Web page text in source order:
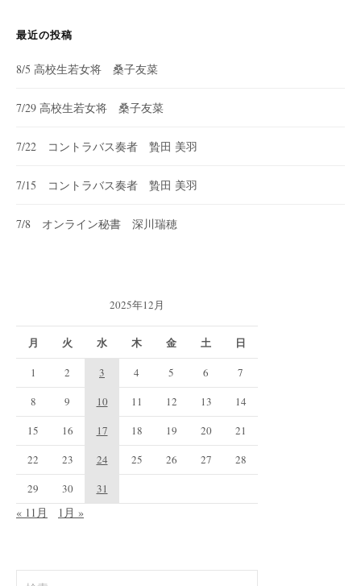
最近の投稿
8/5 高校生若女将 桑子友菜
7/29 高校生若女将 桑子友菜
7/22 コントラバス奏者 贄田 美羽
7/15 コントラバス奏者 贄田 美羽
7/8 オンライン秘書 深川瑞穂
2025年12月
月 火 水 木 金 土 日
1 2 3 4 5 6
7
8
9 10 11 12 13
14
15
16 17 18 19 20
21
22
23 24 25 26 27
28
29
30 31
« 11月 1月 »